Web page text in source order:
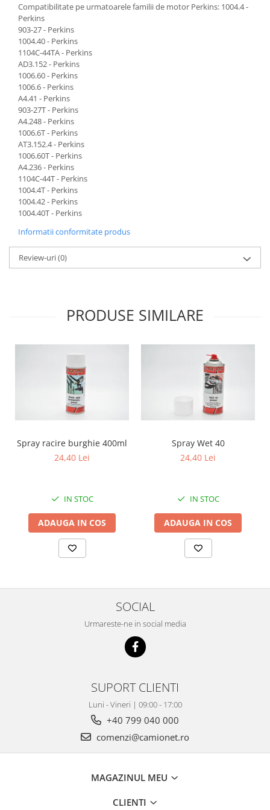
Compatibilitate pe urmatoarele familii de motor Perkins: 1004.4 -
Perkins
903-27 - Perkins
1004.40 - Perkins
1104C-44TA - Perkins
AD3.152 - Perkins
1006.60 - Perkins
1006.6 - Perkins
A4.41 - Perkins
903-27T - Perkins
A4.248 - Perkins
1006.6T - Perkins
AT3.152.4 - Perkins
1006.60T - Perkins
A4.236 - Perkins
1104C-44T - Perkins
1004.4T - Perkins
1004.42 - Perkins
1004.40T - Perkins
Informatii conformitate produs
Review-uri(0)
PRODUSE SIMILARE
Spray racire burghie 400ml
24,40 Lei
IN STOC
ADAUGA IN COS
Spray Wet 40
24,40 Lei
IN STOC
ADAUGA IN COS
SOCIAL
Urmareste-ne in social media
SUPORT CLIENTI
Luni - Vineri | 09:00 - 17:00
+40 799 040 000
comenzi@camionet.ro
MAGAZINUL MEU
CLIENTI